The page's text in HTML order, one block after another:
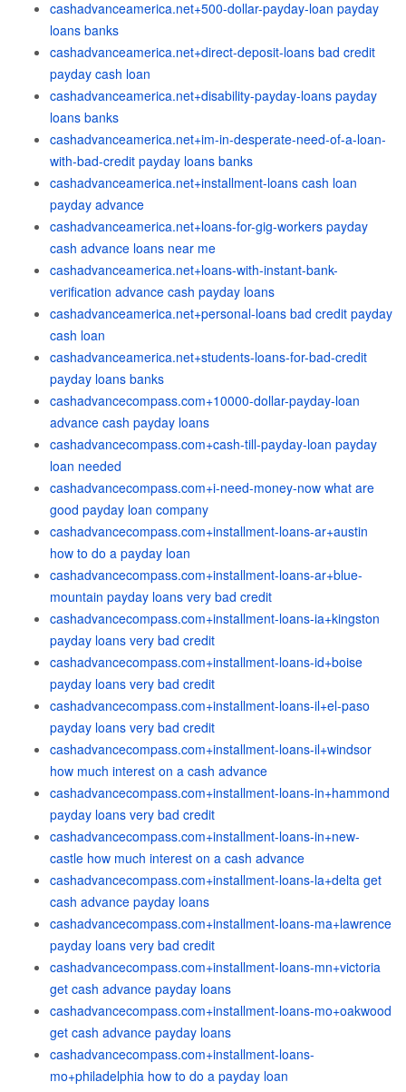
cashadvanceamerica.net+500-dollar-payday-loan payday
loans banks
cashadvanceamerica.net+direct-deposit-loans bad credit
payday cash loan
cashadvanceamerica.net+disability-payday-loans payday
loans banks
cashadvanceamerica.net+im-in-desperate-need-of-a-loan-
with-bad-credit payday loans banks
cashadvanceamerica.net+installment-loans cash loan
payday advance
cashadvanceamerica.net+loans-for-gig-workers payday
cash advance loans near me
cashadvanceamerica.net+loans-with-instant-bank-
verification advance cash payday loans
cashadvanceamerica.net+personal-loans bad credit payday
cash loan
cashadvanceamerica.net+students-loans-for-bad-credit
payday loans banks
cashadvancecompass.com+10000-dollar-payday-loan
advance cash payday loans
cashadvancecompass.com+cash-till-payday-loan payday
loan needed
cashadvancecompass.com+i-need-money-now what are
good payday loan company
cashadvancecompass.com+installment-loans-ar+austin
how to do a payday loan
cashadvancecompass.com+installment-loans-ar+blue-
mountain payday loans very bad credit
cashadvancecompass.com+installment-loans-ia+kingston
payday loans very bad credit
cashadvancecompass.com+installment-loans-id+boise
payday loans very bad credit
cashadvancecompass.com+installment-loans-il+el-paso
payday loans very bad credit
cashadvancecompass.com+installment-loans-il+windsor
how much interest on a cash advance
cashadvancecompass.com+installment-loans-in+hammond
payday loans very bad credit
cashadvancecompass.com+installment-loans-in+new-
castle how much interest on a cash advance
cashadvancecompass.com+installment-loans-la+delta get
cash advance payday loans
cashadvancecompass.com+installment-loans-ma+lawrence
payday loans very bad credit
cashadvancecompass.com+installment-loans-mn+victoria
get cash advance payday loans
cashadvancecompass.com+installment-loans-mo+oakwood
get cash advance payday loans
cashadvancecompass.com+installment-loans-
mo+philadelphia how to do a payday loan